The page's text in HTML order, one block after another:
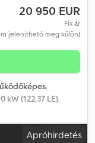
20 950 EUR
Fix ár
jeleníthető meg külön)
,
kW (122,37 LE),
02/2020,
ABS, Android
Apróhirdetés